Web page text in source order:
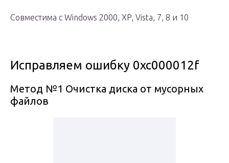
Совместима с Windows 2000, XP, Vista, 7, 8 и 10
Исправляем ошибку 0xc000012f
Метод №1 Очистка диска от мусорных
файлов